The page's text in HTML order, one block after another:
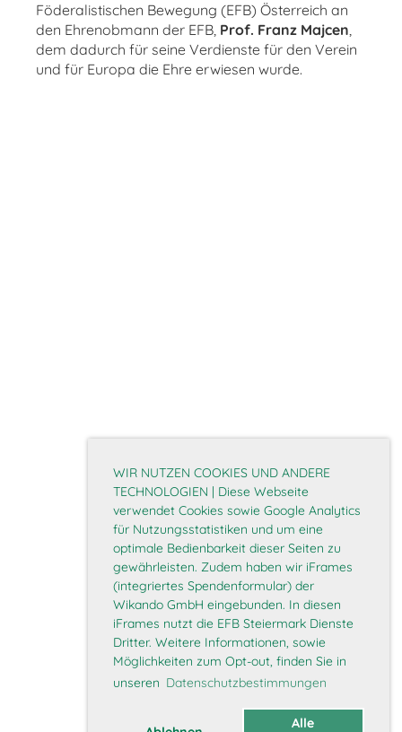
WIR NUTZEN COOKIES UND ANDERE
TECHNOLOGIEN | Diese Webseite
verwendet Cookies sowie Google Analytics
für Nutzungsstatistiken und um eine
optimale Bedienbarkeit dieser Seiten zu
gewährleisten. Zudem haben wir iFrames
(integriertes Spendenformular) der
Wikando GmbH eingebunden. In diesen
iFrames nutzt die EFB Steiermark Dienste
Dritter. Weitere Informationen, sowie
Möglichkeiten zum Opt-out, finden Sie in
unseren Datenschutzbestimmungen
Alle
Föderalistischen Bewegung (EFB) Österreich an
den Ehrenobmann der EFB, Prof. Franz Majcen,
dem dadurch für seine Verdienste für den Verein
und für Europa die Ehre erwiesen wurde.